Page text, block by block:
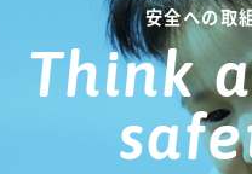
み